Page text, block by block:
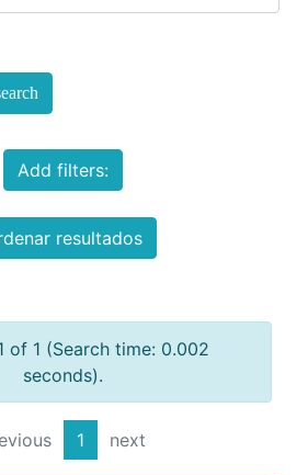
Add filters:
resultados
of 1 (Search time: 0.002
seconds).
1 next